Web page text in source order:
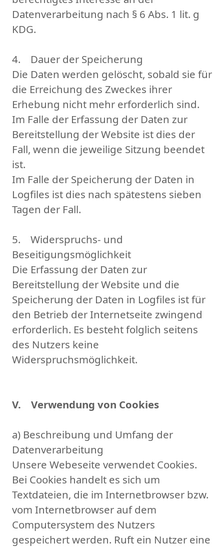
Datenverarbeitung nach § 6 Abs. 1 lit. g
KDG.
4. Dauer der Speicherung
Die Daten werden gelöscht, sobald sie für
die Erreichung des Zweckes ihrer
Erhebung nicht mehr erforderlich sind.
Im Falle der Erfassung der Daten zur
Bereitstellung der Website ist dies der
Fall, wenn die jeweilige Sitzung beendet
ist.
Im Falle der Speicherung der Daten in
Logfiles ist dies nach spätestens sieben
Tagen der Fall.
5. Widerspruchs- und
Beseitigungsmöglichkeit
Die Erfassung der Daten zur
Bereitstellung der Website und die
Speicherung der Daten in Logfiles ist für
den Betrieb der Internetseite zwingend
erforderlich. Es besteht folglich seitens
des Nutzers keine
Widerspruchsmöglichkeit.
V. Verwendung von Cookies
a) Beschreibung und Umfang der
Datenverarbeitung
Unsere Webeseite verwendet Cookies.
Bei Cookies handelt es sich um
Textdateien, die im Internetbrowser bzw.
vom Internetbrowser auf dem
Computersystem des Nutzers
gespeichert werden. Ruft ein Nutzer eine